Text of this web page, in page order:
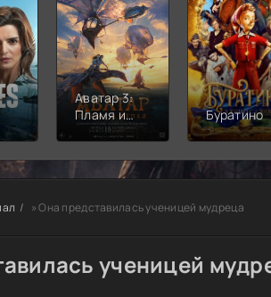
Аватар 3:
Пламя и
пепел
Буратино
» Она представилась ученицей мудреца
ученицей